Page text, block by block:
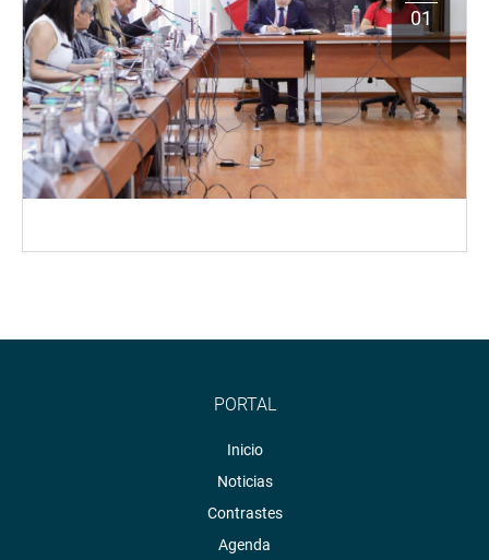
01
PORTAL
Inicio
Noticias
Contrastes
Agenda